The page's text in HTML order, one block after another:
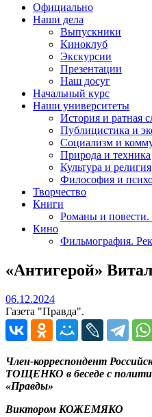
Официально
Наши дела
Выпускники
Киноклуб
Экскурсии
Презентации
Наш досуг
Начальный курс
Наши университеты
История и ратная
Публицистика и
Социализм и
Природа и техника
Культура и религия
Философия и
Творчество
Книги
Романы и повести.
Кино
Фильмография.
«Антигерой»
06.12.202406.12.2024
Газета "Правда".
Член-корреспондент
ТОЩЕНКО в беседе с
«Правды»
Виктором КОЖЕМЯКО